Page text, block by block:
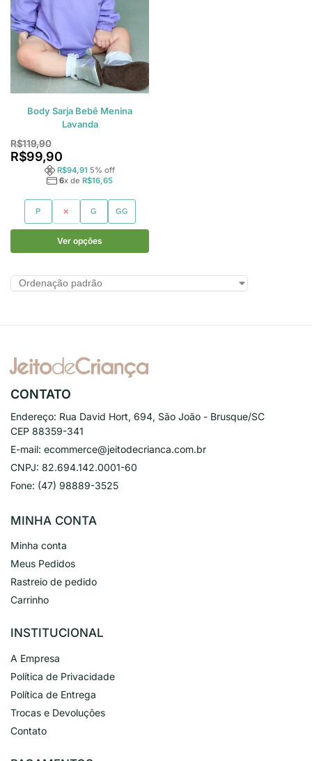
Body Sarja Bebê Menina
Lavanda
R$119,90
R$99,90
R$94,91 5% off
6x de R$16,65
P M G GG
Ver opções
CONTATO
Endereço: Rua David Hort, 694, São João - Brusque/SC
CEP 88359-341
E-mail: ecommerce@jeitodecrianca.com.br
CNPJ: 82.694.142.0001-60
Fone: (47) 98889-3525
MINHA CONTA
Minha conta
Meus Pedidos
Rastreio de pedido
Carrinho
INSTITUCIONAL
A Empresa
Política de Privacidade
Política de Entrega
Trocas e Devoluções
Contato